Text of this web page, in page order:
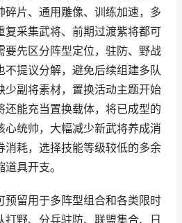
碎片、通用雕像、训练加速，多
复采集武将、前期过渡紫将都可
要先区分阵型定位，驻防、野战
不提议分解，避免后续组建多队
少副将素材，置换活动主题开始
还能充当置换载体，将已成型的
心统帅，大幅减少新武将养成消
消耗，选择技能等级较低的多余
具开支。
预留用于多阵型组合和各类限时
野、分兵驻防、联盟集合、日